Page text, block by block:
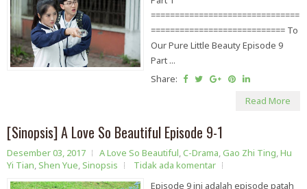
===============================
============================ To
Our Pure Little Beauty Episode 9
Part ...
Share:
Read More
[Sinopsis] A Love So Beautiful Episode 9-1
Desember 03, 2017 A Love So Beautiful,C-Drama,Gao Zhi Ting,Hu
Yi Tian, Shen Yue, Sinopsis
Tidak ada komentar
Episode 9 ini adalah episode patah